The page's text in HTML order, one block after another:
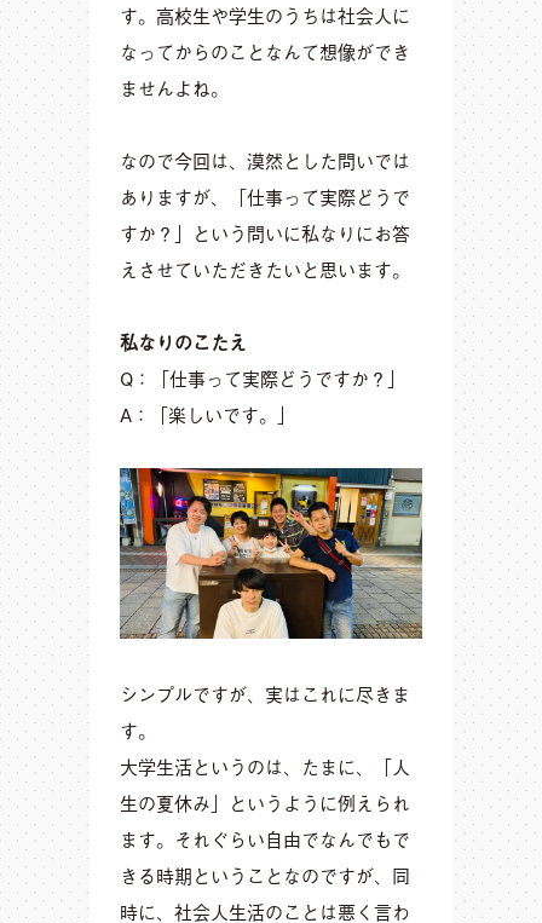
す。高校生や学生のうちは社会人に
なってからのことなんて想像ができ
ませんよね。
なので今回は、漠然とした問いでは
ありますが、「仕事って実際どうで
すか？」という問いに私なりにお答
えさせていただきたいと思います。
私なりのこたえ
Q：「仕事って実際どうですか？」
A：「楽しいです。」
シンプルですが、実はこれに尽きま
す。
大学生活というのは、たまに、「人
生の夏休み」というように例えられ
ます。それぐらい自由でなんでもで
きる時期ということなのですが、同
時に、社会人生活のことは悪く言わ